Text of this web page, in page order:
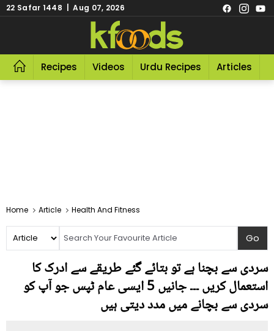
22 Safar 1448 | Aug 07, 2026
Recipes Videos Urdu Recipes Articles
Home Article Health And Fitness
سردی سے بچنا ہے تو بتائے گئے طریقے سے ادرک کا
استعمال کریں ۔۔۔ جانیں 5 ایسی عام ٹپس جو آپ کو
سردی سے بچانے میں مدد دیتی ہیں